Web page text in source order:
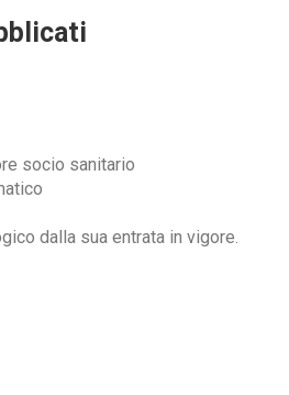
socio sanitario
dalla sua entrata in vigore.